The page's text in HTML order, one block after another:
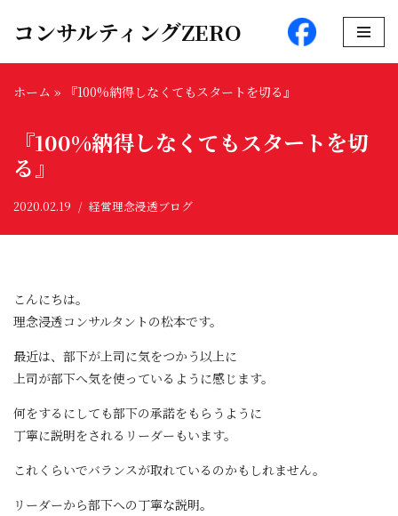
テ
へ
ス
キ
コンサルティングZERO
ホーム » 『100%納得しなくてもスタートを切る』
『100%納得しなくてもスタートを切
る』
2020.02.19 経営理念浸透ブログ
こんにちは。
理念浸透コンサルタントの松本です。
最近は、部下が上司に気をつかう以上に
上司が部下へ気を使っているように感じます。
何をするにしても部下の承諾をもらうように
丁寧に説明をされるリーダーもいます。
これくらいでバランスが取れているのかもしれません。
リーダーから部下への丁寧な説明。